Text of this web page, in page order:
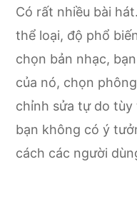
Có rất nhiều bài
thể loại, độ phổ
chọn bản nhạc,
của nó, chọn
chỉnh sửa tự do tùy
bạn không có ý
cách các người